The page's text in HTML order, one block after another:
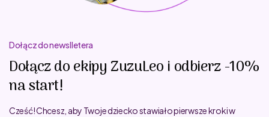
Dołącz do newslletera
Dołącz do ekipy ZuzuLeo i odbierz -10%
na start!
Cześć! Chcesz, aby Twoje dziecko stawiało pierwsze kroki w